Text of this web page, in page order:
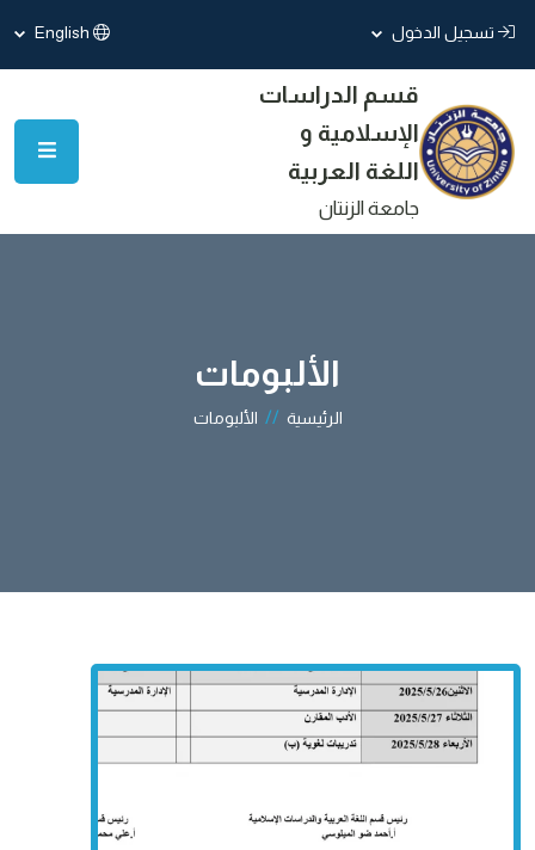
تسجيل الدخول English
قسم الدراسات
الإسلامية و
اللغة العربية
جامعة الزنتان
الألبومات
الرئيسية // الألبومات